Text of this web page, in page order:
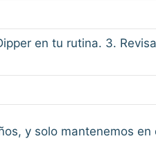
en tu rutina. 3.
y solo mantenemos en